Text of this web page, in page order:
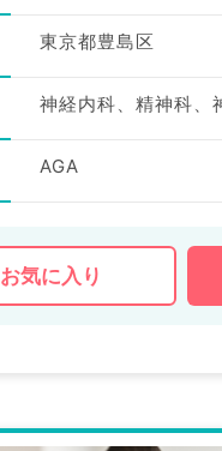
東京都豊島区
AGA
お気に入り